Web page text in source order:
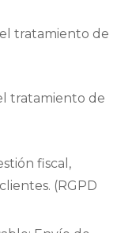
tratamiento de
tratamiento de
fiscal,
(RGPD